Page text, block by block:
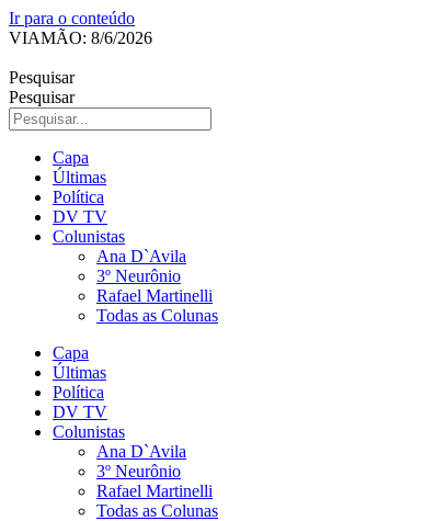
Ir para o conteúdo
VIAMÃO: 8/6/2026
Pesquisar
Pesquisar
Capa
Últimas
Política
DV TV
Colunistas
Ana D`Avila
3º Neurônio
Rafael Martinelli
Todas as Colunas
Capa
Últimas
Política
DV TV
Colunistas
Ana D`Avila
3º Neurônio
Rafael Martinelli
Todas as Colunas